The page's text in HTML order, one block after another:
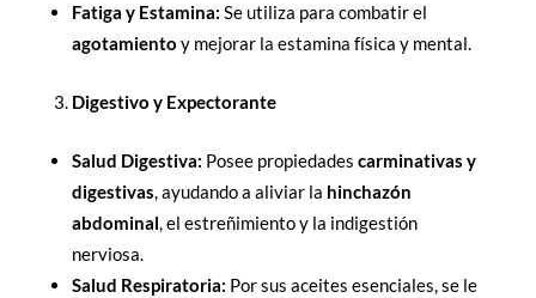
Fatiga y Estamina: Se utiliza para combatir el
agotamiento y mejorar la estamina física y mental.
Digestivo y Expectorante
Salud Digestiva: Posee propiedades carminativas y
digestivas, ayudando a aliviar la hinchazón
abdominal, el estreñimiento y la indigestión
nerviosa.
Salud Respiratoria: Por sus aceites esenciales, se le